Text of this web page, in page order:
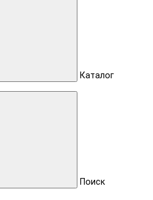
Каталог
Поиск